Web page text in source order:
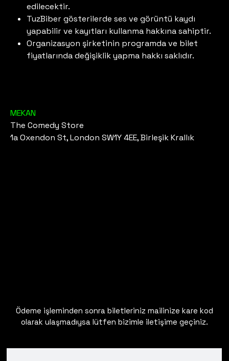
edilecektir.
TuzBiber gösterilerde ses ve görüntü kaydı
yapabilir ve kayıtları kullanma hakkına sahiptir.
Organizasyon şirketinin programda ve bilet
fiyatlarında değişiklik yapma hakkı saklıdır.
MEKAN
The Comedy Store
1a Oxendon St, London SW1Y 4EE, Birleşik Krallık
Ödeme işleminden sonra biletleriniz mailinize kare kod
olarak ulaşmadıysa lütfen bizimle iletişime geçiniz.